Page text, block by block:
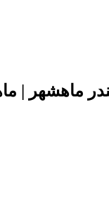
ماهشهر |